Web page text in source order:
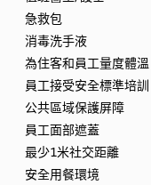
急救包
消毒洗手液
為住客和員工量度體溫
員工接受安全標準培訓
公共區域保護屏障
員工面部遮蓋
最少1米社交距離
安全用餐環境